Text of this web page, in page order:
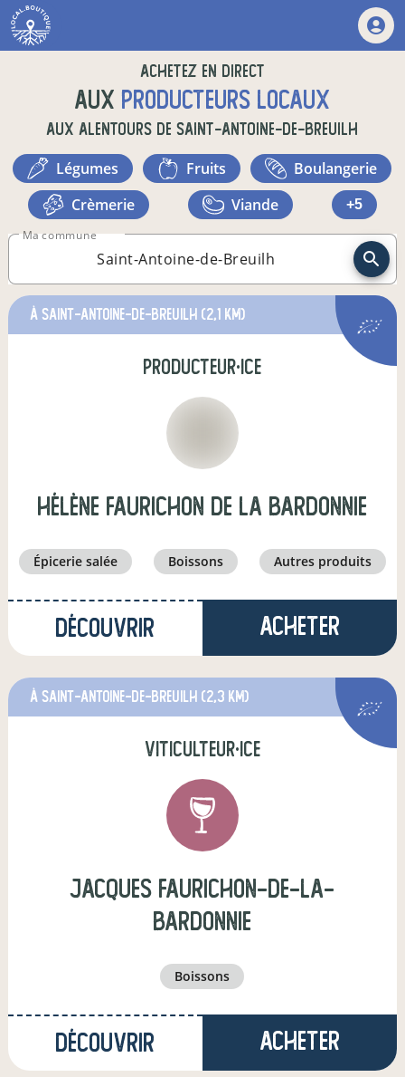
Achetez en direct
auxproducteurs locaux
aux alentours deSaint-Antoine-de-Breuilh
légumes fruits
boulangerie
crèmerie
viande +5
Ma commune
à Saint-Antoine-de-Breuilh (2,1 km)
producteur·ice
Hélène faurichon de la bardonnie
épicerie salée boissons autres produits
Découvrir Acheter
à Saint-Antoine-de-Breuilh (2,3 km)
viticulteur·ice
jacques faurichon-de-la-
bardonnie
boissons
Découvrir Acheter